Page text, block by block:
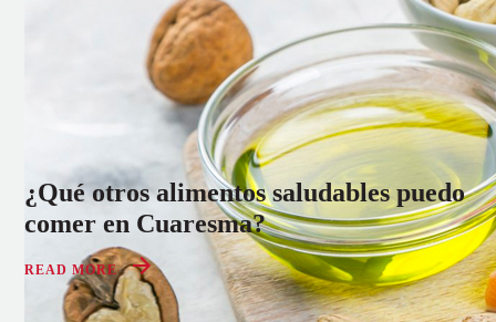
¿Qué otros alimentos saludables puedo
comer en Cuaresma?
READ MORE